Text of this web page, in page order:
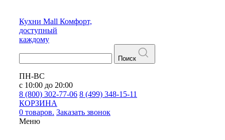
Кухни Mall Комфорт,
доступный
каждому
Поиск
ПН-ВС
с 10:00 до 20:00
8 (800) 302-77-06 8 (499) 348-15-11
КОРЗИНА
0 товаров. Заказать звонок
Меню